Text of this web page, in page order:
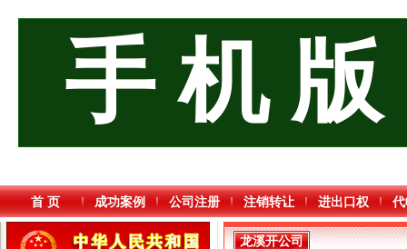
手 机 版
首 页 成功案例 公司注册 注销转让 进出口权
龙溪开公司